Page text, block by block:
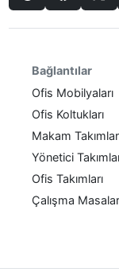
Bağlantılar
Ofis Mobilyaları
Ofis Koltukları
Makam
Yönetici
Ofis Takımları
Çalışma